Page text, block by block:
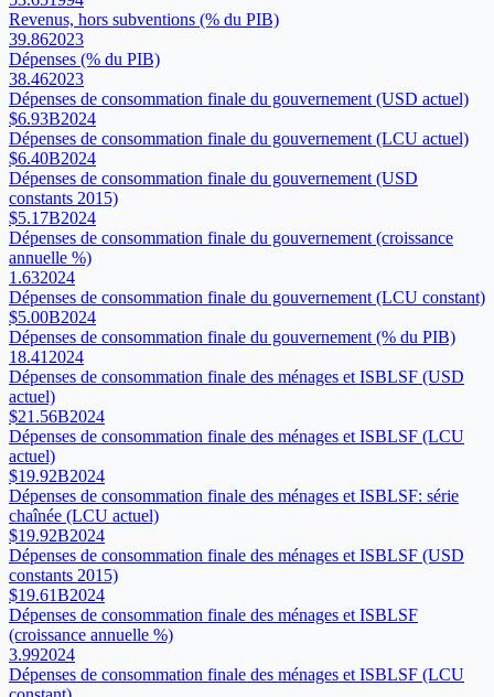
Revenus, hors subventions (% du PIB)
39.862023
Dépenses (% du PIB)
38.462023
Dépenses de consommation finale du gouvernement (USD actuel)
$6.93B2024
Dépenses de consommation finale du gouvernement (LCU actuel)
$6.40B2024
Dépenses de consommation finale du gouvernement (USD
constants 2015)
$5.17B2024
Dépenses de consommation finale du gouvernement (croissance
annuelle %)
1.632024
Dépenses de consommation finale du gouvernement (LCU constant)
$5.00B2024
Dépenses de consommation finale du gouvernement (% du PIB)
18.41 2024
Dépenses de consommation finale des ménages et ISBLSF (USD
actuel)
$21.56B2024
Dépenses de consommation finale des ménages et ISBLSF (LCU
actuel)
$19.92B2024
Dépenses de consommation finale des ménages et ISBLSF: série
chaînée (LCU actuel)
$19.92B2024
Dépenses de consommation finale des ménages et ISBLSF (USD
constants 2015)
$19.61B2024
Dépenses de consommation finale des ménages et ISBLSF
(croissance annuelle %)
3.992024
Dépenses de consommation finale des ménages et ISBLSF (LCU